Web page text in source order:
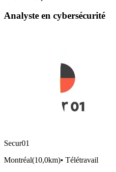
Analyste en cybersécurité
Secur01
Montréal(10,0km)• Télétravail